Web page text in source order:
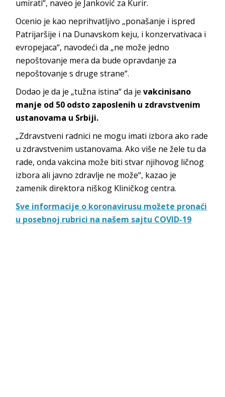
umirati“, naveo je Janković za Kurir.
Ocenio je kao neprihvatljivo „ponašanje i ispred
Patrijaršije i na Dunavskom keju, i konzervativaca i
evropejaca“, navodeći da „ne može jedno
nepoštovanje mera da bude opravdanje za
nepoštovanje s druge strane“.
Dodao je da je „tužna istina“ da jevakcinisano
manje od 50 odsto zaposlenih u zdravstvenim
ustanovama u Srbiji.
„Zdravstveni radnici ne mogu imati izbora ako rade
u zdravstvenim ustanovama. Ako više ne žele tu da
rade, onda vakcina može biti stvar njihovog ličnog
izbora ali javno zdravlje ne može“, kazao je
zamenik direktora niškog Kliničkog centra.
Sve informacije o koronavirusu možete pronaći
u posebnoj rubrici na našem sajtu COVID-19